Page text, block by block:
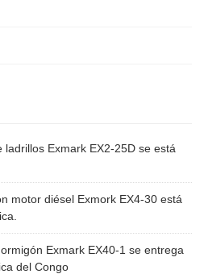
Exmark EX2-25D se está
motor diésel Exmork EX4-30 está
Exmark EX40-1 se entrega
del Congo